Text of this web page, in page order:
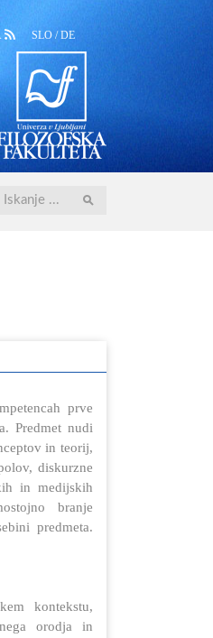
SLO /DE
prve
Predmet nudi
in teorij,
diskurzne
in medijskih
branje
predmeta.
kontekstu,
orodja in